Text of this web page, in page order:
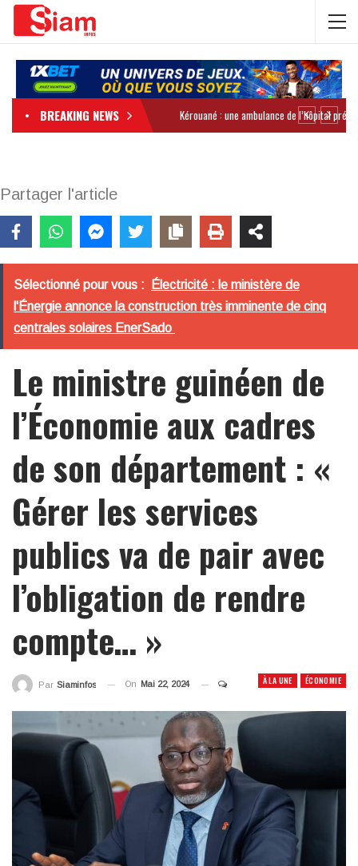
BREAKING NEWS
Partager l'article
Sélectionné pour vous :
Électricité : le ministère de
l'Énergie annonce la construction très imminente de cinq
centrales solaires EnerSado
Le ministre guinéen de
l’Économie aux cadres
de son département : «
Gérer les services
publics va de pair avec
l’obligation de rendre
compte… »
À LA UNE ÉCONOMIE
Par Siaminfos On Mai 22, 2024